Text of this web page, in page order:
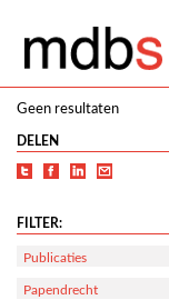
Geen resultaten
DELEN
FILTER:
Publicaties
Papendrecht